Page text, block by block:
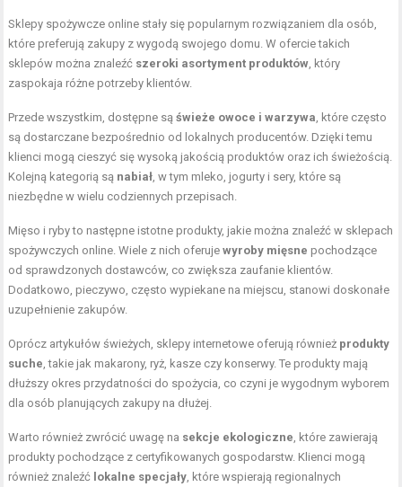
Sklepy spożywcze online stały się popularnym rozwiązaniem dla osób,
które preferują zakupy z wygodą swojego domu. W ofercie takich
sklepów można znaleźć szeroki asortyment produktów, który
zaspokaja różne potrzeby klientów.
Przede wszystkim, dostępne sąświeże owoce i warzywa, które często
są dostarczane bezpośrednio od lokalnych producentów. Dzięki temu
klienci mogą cieszyć się wysoką jakością produktów oraz ich świeżością.
Kolejną kategorią są nabiał, w tym mleko, jogurty i sery, które są
niezbędne w wielu codziennych przepisach.
Mięso i ryby to następne istotne produkty, jakie można znaleźć w sklepach
spożywczych online. Wiele z nich oferujewyroby mięsne pochodzące
od sprawdzonych dostawców, co zwiększa zaufanie klientów.
Dodatkowo, pieczywo, często wypiekane na miejscu, stanowi doskonałe
uzupełnienie zakupów.
Oprócz artykułów świeżych, sklepy internetowe oferują również produkty
suche, takie jak makarony, ryż, kasze czy konserwy. Te produkty mają
dłuższy okres przydatności do spożycia, co czyni je wygodnym wyborem
dla osób planujących zakupy na dłużej.
Warto również zwrócić uwagę na sekcje ekologiczne, które zawierają
produkty pochodzące z certyfikowanych gospodarstw. Klienci mogą
również znaleźć lokalne specjały, które wspierają regionalnych